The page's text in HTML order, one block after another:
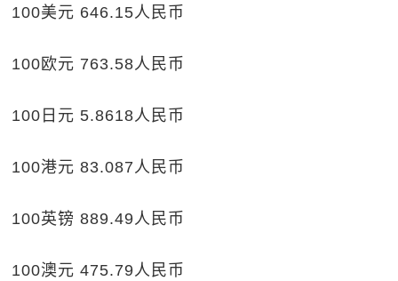
100美元 646.15人民币
100欧元 763.58人民币
100日元 5.8618人民币
100港元 83.087人民币
100英镑 889.49人民币
100澳元 475.79人民币